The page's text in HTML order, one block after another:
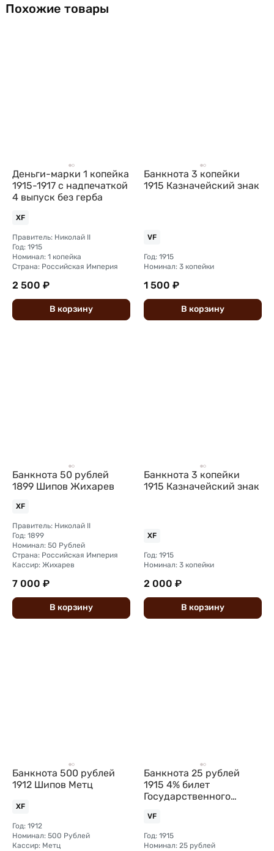
Похожие товары
Деньги-марки 1 копейка
1915-1917 с надпечаткой
4 выпуск без герба
XF
Правитель: Николай II
Год: 1915
Номинал: 1 копейка
Страна: Российская Империя
2 500 ₽
В корзину
Банкнота 3 копейки
1915 Казначейский знак
VF
Год: 1915
Номинал: 3 копейки
1 500 ₽
В корзину
Банкнота 50 рублей
1899 Шипов Жихарев
XF
Правитель: Николай II
Год: 1899
Номинал: 50 Рублей
Страна: Российская Империя
Кассир: Жихарев
7 000 ₽
В корзину
Банкнота 3 копейки
1915 Казначейский знак
XF
Год: 1915
Номинал: 3 копейки
2 000 ₽
В корзину
Банкнота 500 рублей
1912 Шипов Метц
XF
Год: 1912
Номинал: 500 Рублей
Кассир: Метц
Банкнота 25 рублей
1915 4% билет
Государственного
VF
Год: 1915
Номинал: 25 рублей